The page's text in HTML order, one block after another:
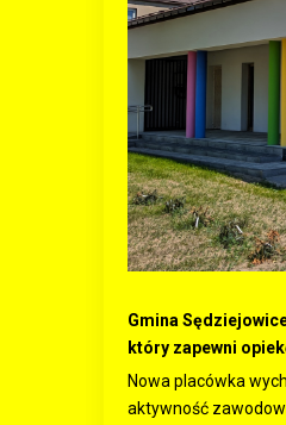
Gmina
który zapewni
Nowa placówka
aktywność